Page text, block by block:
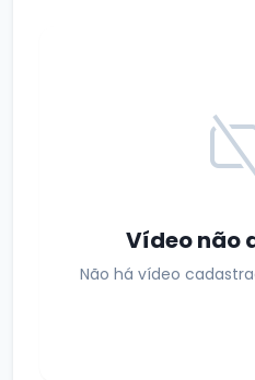
Vídeo não
Não há vídeo